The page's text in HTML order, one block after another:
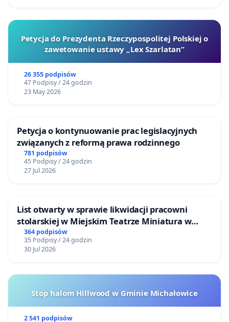
Petycja do Prezydenta Rzeczypospolitej Polskiej o
zawetowanie ustawy „Lex Szarlatan”
26 355 podpisów
47 Podpisy / 24 godzin
23 May 2026
Petycja o kontynuowanie prac legislacyjnych
związanych z reformą prawa rodzinnego
781 podpisów
45 Podpisy / 24 godzin
27 Jul 2026
List otwarty w sprawie likwidacji pracowni
stolarskiej w Miejskim Teatrze Miniatura w
Gdańsku
364 podpisów
35 Podpisy / 24 godzin
30 Jul 2026
Stop halom Hillwood w Gminie Michałowice
2 541 podpisów